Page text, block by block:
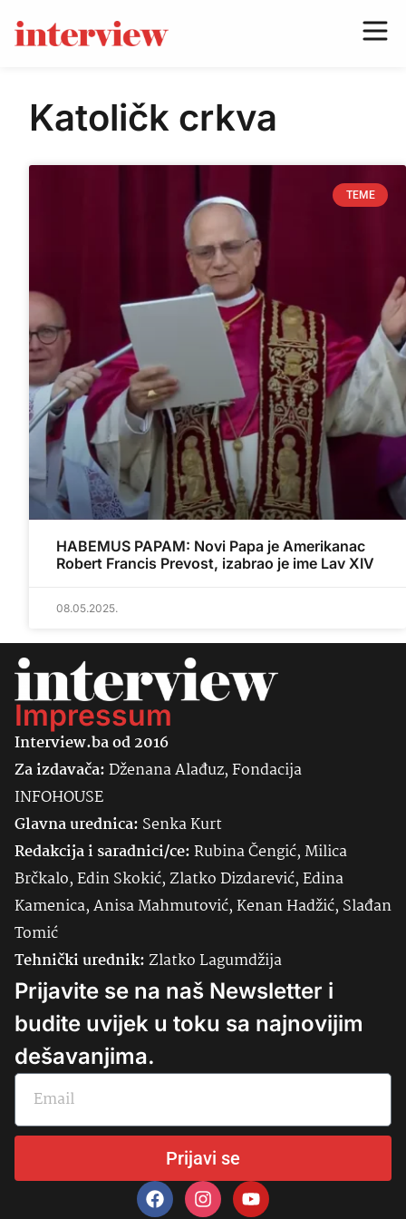
Katoličk crkva
TEME
HABEMUS PAPAM: Novi Papa je Amerikanac
Robert Francis Prevost, izabrao je ime Lav XIV
08.05.2025.
Impressum
Interview.ba od 2016
Za izdavača:Dženana Alađuz, Fondacija
INFOHOUSE
Glavna urednica: SenkaKurt
Redakcija i saradnici/ce:Rubina Čengić, Milica
Brčkalo, Edin Skokić, Zlatko Dizdarević, Edina
Kamenica, Anisa Mahmutović, Kenan Hadžić, Slađan
Tomić
Tehnički urednik:Zlatko Lagumdžija
Prijavite se na naš Newsletter i
budite uvijek u toku sa najnovijim
dešavanjima.
Prijavi se